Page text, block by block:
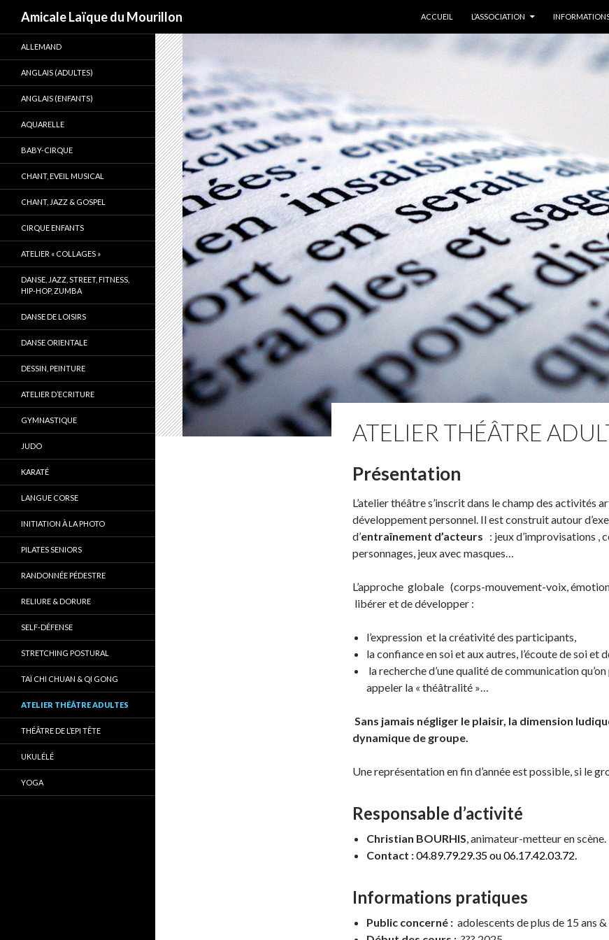
Amicale Laïque du Mourillon
ACCUEIL
L’ASSOCIATION
ATELIER THÉÂTRE
Présentation
L’atelier théâtre s’inscrit dans le champ des activités
développement personnel. Il est construit autour
d’entraînement d’acteurs : jeux d’improvisations ,
personnages, jeux avec masques…
L’approche globale (corps-mouvement-voix,
libérer et de développer :
l’expression et la créativité des participants,
la confiance en soi et aux autres, l’écoute de soi et
la recherche d’une qualité de communication
appeler la « théâtralité »…
Sans jamais négliger le plaisir, la dimension
dynamique de groupe.
Une représentation en fin d’année est possible, si le
Responsable d’activité
Christian BOURHIS, animateur-metteur en scène.
Contact :04.89.79.29.35 ou 06.17.42.03.72.
Informations pratiques
Public concerné : adolescents de plus de 15 ans
ALLEMAND
ANGLAIS (ADULTES)
ANGLAIS (ENFANTS)
AQUARELLE
BABY-CIRQUE
CHANT, EVEIL MUSICAL
CHANT, JAZZ & GOSPEL
CIRQUE ENFANTS
ATELIER « COLLAGES »
DANSE, JAZZ, STREET, FITNESS,
HIP-HOP, ZUMBA
DANSE DE LOISIRS
DANSE ORIENTALE
DESSIN, PEINTURE
ATELIER D’ECRITURE
GYMNASTIQUE
JUDO
KARATÉ
LANGUE CORSE
INITIATION À LA PHOTO
PILATES SENIORS
RANDONNÉE PÉDESTRE
RELIURE & DORURE
SELF-DÉFENSE
STRETCHING POSTURAL
TAÏ CHI CHUAN & QI GONG
ATELIER THÉÂTRE ADULTES
THÉÂTRE DE L’EPI TÊTE
UKULÉLÉ
YOGA